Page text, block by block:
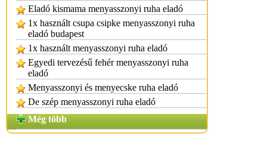
Eladó kismama menyasszonyi ruha eladó
1x használt csupa csipke menyasszonyi ruha
eladó budapest
1x használt menyasszonyi ruha eladó
Egyedi tervezésű fehér menyasszonyi ruha
eladó
Menyasszonyi és menyecske ruha eladó
De szép menyasszonyi ruha eladó
Még több